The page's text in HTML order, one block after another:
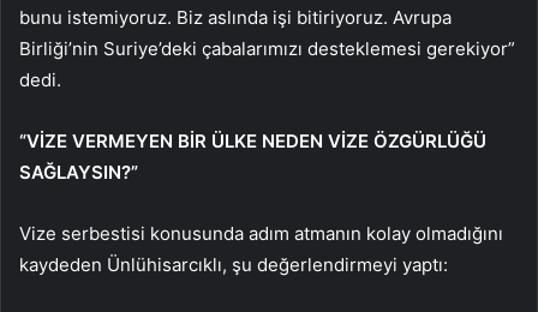
bunu istemiyoruz. Biz aslında işi bitiriyoruz. Avrupa
Birliği’nin Suriye’deki çabalarımızı desteklemesi gerekiyor”
dedi.
“VİZE VERMEYEN BİR ÜLKE NEDEN VİZE ÖZGÜRLÜĞÜ
SAĞLAYSIN?”
Vize serbestisi konusunda adım atmanın kolay olmadığını
kaydeden Ünlühisarcıklı, şu değerlendirmeyi yaptı: